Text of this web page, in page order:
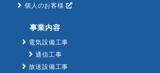
個人のお客様
事業内容
電気設備工事
通信工事
放送設備工事